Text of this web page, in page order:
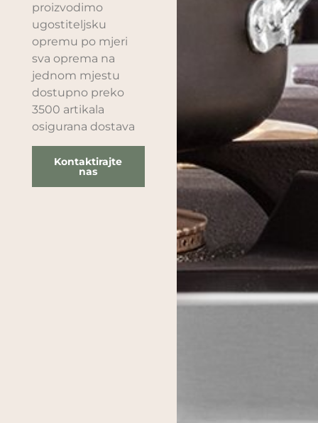
proizvodimo
ugostiteljsku
opremu po mjeri
sva oprema na
jednom mjestu
dostupno preko
3500 artikala
osigurana dostava
Kontaktirajte
nas